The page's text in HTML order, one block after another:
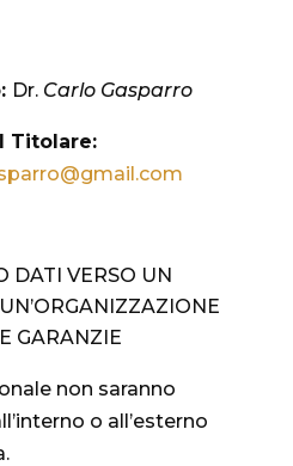
Dr. Carlo Gasparro
Titolare:
gmail.com
DATI VERSO UN
GARANZIE
non saranno
o all’esterno